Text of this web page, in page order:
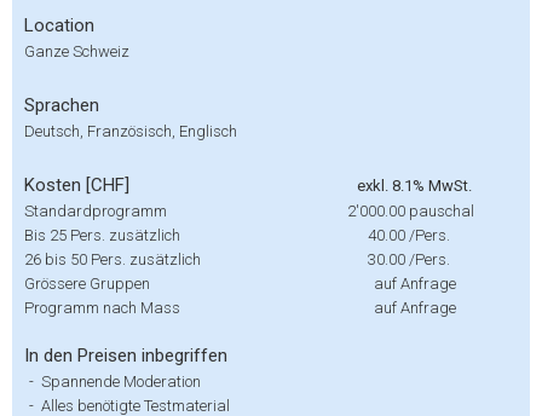
Location
Ganze Schweiz
Sprachen
Deutsch, Französisch, Englisch
Kosten [CHF]
exkl. 8.1% MwSt.
Standardprogramm
2'000.00 pauschal
Bis 25 Pers. zusätzlich
40.00 /Pers.
26 bis 50 Pers. zusätzlich
30.00 /Pers.
Grössere Gruppen
auf Anfrage
Programm nach Mass
auf Anfrage
In den Preisen inbegriffen
- Spannende Moderation
- Alles benötigte Testmaterial